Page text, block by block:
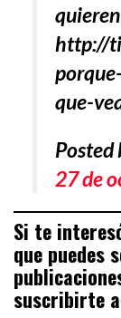
http://
que-
Posted
27 de
Si te
que puedes
suscribirte